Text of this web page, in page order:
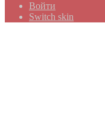
Войти
Switch skin